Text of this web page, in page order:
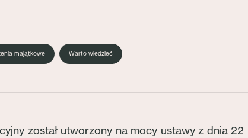
majątkowe Warto wiedzieć
został utworzony na mocy ustawy z dnia